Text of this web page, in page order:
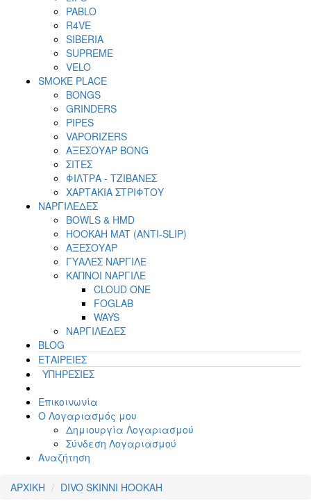
PABLO
R4VE
SIBERIA
SUPREME
VELO
SMOKE PLACE
BONGS
GRINDERS
PIPES
VAPORIZERS
ΑΞΕΣΟΥΑΡ BONG
ΣΙΤΕΣ
ΦΙΛΤΡΑ - ΤΖΙΒΑΝΕΣ
ΧΑΡΤΑΚΙΑ ΣΤΡΙΦΤΟΥ
ΝΑΡΓΙΛΕΔΕΣ
BOWLS & HMD
HOOKAH MAT (ANTI-SLIP)
ΑΞΕΣΟΥΑΡ
ΓΥΑΛΕΣ ΝΑΡΓΙΛΕ
ΚΑΠΝΟΙ ΝΑΡΓΙΛΕ
CLOUD ONE
FOGLAB
WAYS
ΝΑΡΓΙΛΕΔΕΣ
BLOG
ΕΤΑΙΡΕΙΕΣ
ΥΠΗΡΕΣΙΕΣ
Επικοινωνία
Ο Λογαριασμός μου
Δημιουργία Λογαριασμού
Σύνδεση Λογαριασμού
Αναζήτηση
ΑΡΧΙΚΗ DIVO SKINNI HOOKAH